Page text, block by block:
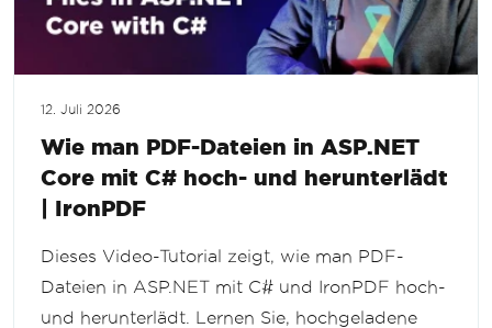
12. Juli 2026
Wie man PDF-Dateien in ASP.NET
Core mit C# hoch- und herunterlädt
| IronPDF
Dieses Video-Tutorial zeigt, wie man PDF-
Dateien in ASP.NET mit C# und IronPDF hoch-
und herunterlädt. Lernen Sie, hochgeladene